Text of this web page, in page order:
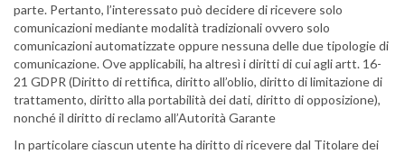
parte. Pertanto, l’interessato può decidere di ricevere solo
comunicazioni mediante modalità tradizionali ovvero solo
comunicazioni automatizzate oppure nessuna delle due tipologie di
comunicazione. Ove applicabili, ha altresì i diritti di cui agli artt. 16-
21 GDPR (Diritto di rettifica, diritto all’oblio, diritto di limitazione di
trattamento, diritto alla portabilità dei dati, diritto di opposizione),
nonché il diritto di reclamo all’Autorità Garante
In particolare ciascun utente ha diritto di ricevere dal Titolare dei